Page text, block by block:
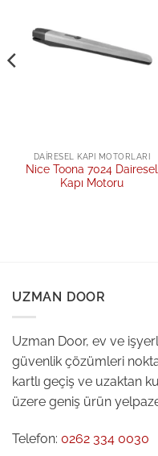
DAIRESEL KAPI MOTORLARI
Nice Toona 7024 Dairesel
Kapı Motoru
UZMAN DOOR
Uzman Door, ev ve
güvenlik çözümleri
kartlı geçiş ve uzaktan
üzere geniş ürün
Telefon: 0262 334 0030